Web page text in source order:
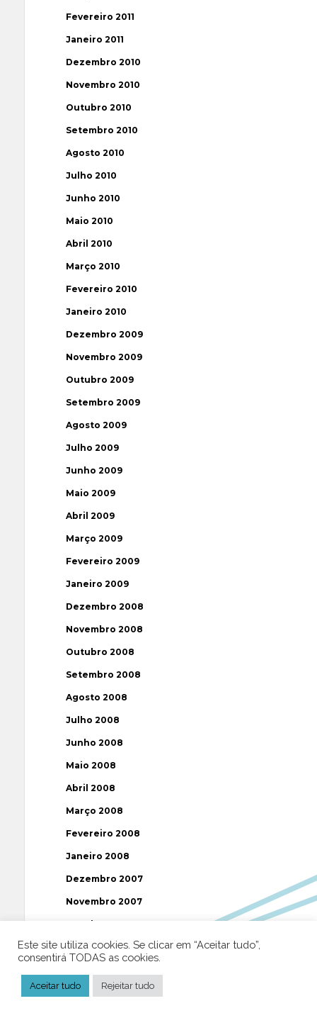
Fevereiro 2011
Janeiro 2011
Dezembro 2010
Novembro 2010
Outubro 2010
Setembro 2010
Agosto 2010
Julho 2010
Junho 2010
Maio 2010
Abril 2010
Março 2010
Fevereiro 2010
Janeiro 2010
Dezembro 2009
Novembro 2009
Outubro 2009
Setembro 2009
Agosto 2009
Julho 2009
Junho 2009
Maio 2009
Abril 2009
Março 2009
Fevereiro 2009
Janeiro 2009
Dezembro 2008
Novembro 2008
Outubro 2008
Setembro 2008
Agosto 2008
Julho 2008
Junho 2008
Maio 2008
Abril 2008
Março 2008
Fevereiro 2008
Janeiro 2008
Dezembro 2007
Novembro 2007
Outubro 2007
Setembro 2007
Julho 2007
Este site utiliza cookies. Se clicar em “Aceitar tudo”,
consentirá TODAS as cookies.
Aceitar tudo Rejeitar tudo